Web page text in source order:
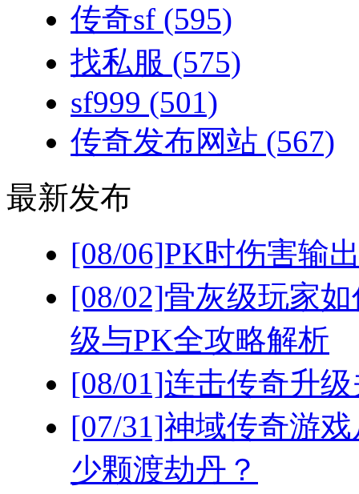
传奇sf (595)
找私服 (575)
sf999 (501)
传奇发布网站 (567)
最新发布
[08/06]PK时伤害输
[08/02]骨灰级玩家
级与PK全攻略解析
[08/01]连击传奇升
[07/31]神域传奇游
少颗渡劫丹？